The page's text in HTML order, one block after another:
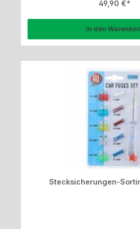
Regulärer
49,90 €
In den
Stecksicherungen-